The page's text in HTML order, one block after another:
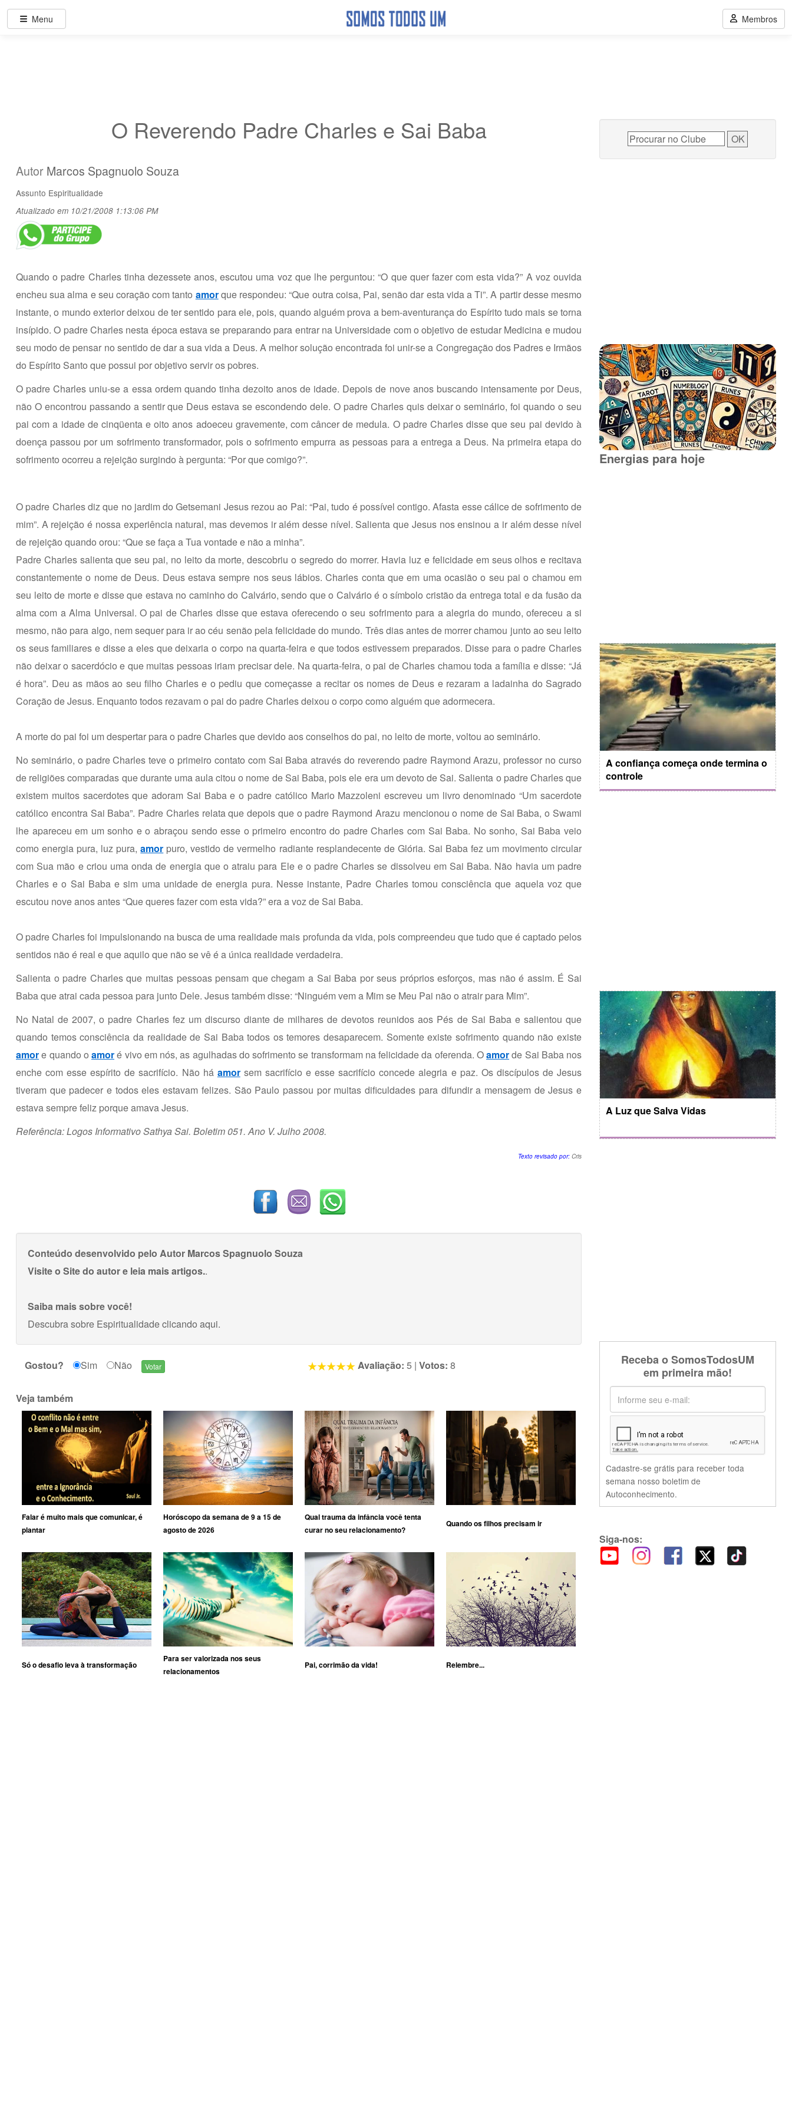
O Reverendo Padre Charles e Sai Baba
Autor Marcos Spagnuolo Souza
Assunto Espiritualidade
Atualizado em 10/21/2008 1:13:06 PM
Quando o padre Charles tinha dezessete anos, escutou uma voz que lhe perguntou: “O que quer fazer com esta vida?” A voz ouvida
encheu sua alma e seu coração com tanto amorque respondeu: “Que outra coisa, Pai, senão dar esta vida a Ti”. A partir desse mesmo
instante, o mundo exterior deixou de ter sentido para ele, pois, quando alguém prova a bem-aventurança do Espírito tudo mais se torna
insípido. O padre Charles nesta época estava se preparando para entrar na Universidade com o objetivo de estudar Medicina e mudou
seu modo de pensar no sentido de dar a sua vida a Deus. A melhor solução encontrada foi unir-se a Congregação dos Padres e Irmãos
do Espírito Santo que possui por objetivo servir os pobres.
O padre Charles uniu-se a essa ordem quando tinha dezoito anos de idade. Depois de nove anos buscando intensamente por Deus,
não O encontrou passando a sentir que Deus estava se escondendo dele. O padre Charles quis deixar o seminário, foi quando o seu
pai com a idade de cinqüenta e oito anos adoeceu gravemente, com câncer de medula. O padre Charles disse que seu pai devido à
doença passou por um sofrimento transformador, pois o sofrimento empurra as pessoas para a entrega a Deus. Na primeira etapa do
sofrimento ocorreu a rejeição surgindo à pergunta: “Por que comigo?”.
O padre Charles diz que no jardim do Getsemani Jesus rezou ao Pai: “Pai, tudo é possível contigo. Afasta esse cálice de sofrimento de
mim”. A rejeição é nossa experiência natural, mas devemos ir além desse nível. Salienta que Jesus nos ensinou a ir além desse nível
de rejeição quando orou: “Que se faça a Tua vontade e não a minha”.
Padre Charles salienta que seu pai, no leito da morte, descobriu o segredo do morrer. Havia luz e felicidade em seus olhos e recitava
constantemente o nome de Deus. Deus estava sempre nos seus lábios. Charles conta que em uma ocasião o seu pai o chamou em
seu leito de morte e disse que estava no caminho do Calvário, sendo que o Calvário é o símbolo cristão da entrega total e da fusão da
alma com a Alma Universal. O pai de Charles disse que estava oferecendo o seu sofrimento para a alegria do mundo, ofereceu a si
mesmo, não para algo, nem sequer para ir ao céu senão pela felicidade do mundo. Três dias antes de morrer chamou junto ao seu leito
os seus familiares e disse a eles que deixaria o corpo na quarta-feira e que todos estivessem preparados. Disse para o padre Charles
não deixar o sacerdócio e que muitas pessoas iriam precisar dele. Na quarta-feira, o pai de Charles chamou toda a família e disse: “Já
é hora”. Deu as mãos ao seu filho Charles e o pediu que começasse a recitar os nomes de Deus e rezaram a ladainha do Sagrado
Coração de Jesus. Enquanto todos rezavam o pai do padre Charles deixou o corpo como alguém que adormecera.
A morte do pai foi um despertar para o padre Charles que devido aos conselhos do pai, no leito de morte, voltou ao seminário.
No seminário, o padre Charles teve o primeiro contato com Sai Baba através do reverendo padre Raymond Arazu, professor no curso
de religiões comparadas que durante uma aula citou o nome de Sai Baba, pois ele era um devoto de Sai. Salienta o padre Charles que
existem muitos sacerdotes que adoram Sai Baba e o padre católico Mario Mazzoleni escreveu um livro denominado “Um sacerdote
católico encontra Sai Baba”. Padre Charles relata que depois que o padre Raymond Arazu mencionou o nome de Sai Baba, o Swami
lhe apareceu em um sonho e o abraçou sendo esse o primeiro encontro do padre Charles com Sai Baba. No sonho, Sai Baba veio
como energia pura, luz pura,amor puro, vestido de vermelho radiante resplandecente de Glória. Sai Baba fez um movimento circular
com Sua mão e criou uma onda de energia que o atraiu para Ele e o padre Charles se dissolveu em Sai Baba. Não havia um padre
Charles e o Sai Baba e sim uma unidade de energia pura. Nesse instante, Padre Charles tomou consciência que aquela voz que
escutou nove anos antes “Que queres fazer com esta vida?” era a voz de Sai Baba.
O padre Charles foi impulsionando na busca de uma realidade mais profunda da vida, pois compreendeu que tudo que é captado pelos
sentidos não é real e que aquilo que não se vê é a única realidade verdadeira.
Salienta o padre Charles que muitas pessoas pensam que chegam a Sai Baba por seus próprios esforços, mas não é assim. É Sai
Baba que atrai cada pessoa para junto Dele. Jesus também disse: “Ninguém vem a Mim se Meu Pai não o atrair para Mim”.
No Natal de 2007, o padre Charles fez um discurso diante de milhares de devotos reunidos aos Pés de Sai Baba e salientou que
quando temos consciência da realidade de Sai Baba todos os temores desaparecem. Somente existe sofrimento quando não existe
amore quando o amoré vivo em nós, as agulhadas do sofrimento se transformam na felicidade da oferenda. Oamorde Sai Baba nos
enche com esse espírito de sacrifício. Não há amorsem sacrifício e esse sacrifício concede alegria e paz. Os discípulos de Jesus
tiveram que padecer e todos eles estavam felizes. São Paulo passou por muitas dificuldades para difundir a mensagem de Jesus e
estava sempre feliz porque amava Jesus.
Referência: Logos Informativo Sathya Sai. Boletim 051. Ano V. Julho 2008.
Texto revisado por: Cris
Conteúdo desenvolvido pelo Autor Marcos Spagnuolo Souza
Visite o Site do autor e leia mais artigos..
Saiba mais sobre você!
Descubra sobre Espiritualidadeclicando aqui.
Gostou? Sim Não Avaliação: 5 | Votos: 8
Veja também
Falar é muito mais que comunicar, é
plantar
Horóscopo da semana de 9 a 15 de
agosto de 2026
Qual trauma da infância você tenta
curar no seu relacionamento?
Quando os filhos precisam ir
Só o desafio leva à transformação
Para ser valorizada nos seus
relacionamentos
Pai, corrimão da vida! Relembre...
Energias para hoje
A confiança começa onde termina o
controle
A Luz que Salva Vidas
Receba o SomosTodosUM
em primeira mão!
Cadastre-se grátis para receber toda
semana nosso boletim de
Autoconhecimento.
Siga-nos:
Menu Membros